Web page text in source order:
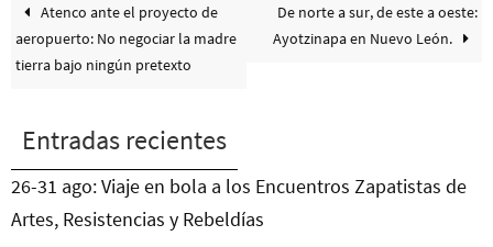
Atenco ante el proyecto de
aeropuerto: No negociar la madre
tierra bajo ningún pretexto
De norte a sur, de este a oeste:
Ayotzinapa en Nuevo León.
Entradas recientes
26-31 ago: Viaje en bola a los Encuentros Zapatistas de
Artes, Resistencias y Rebeldías